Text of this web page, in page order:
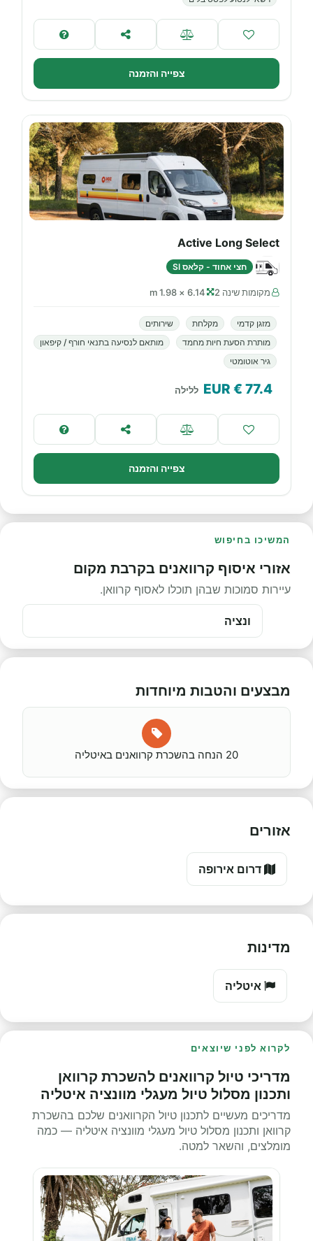
צפייה והזמנה
Active Long Select
חצי אחוד - קלאס SI
מקומות שינה 2 6.14 × 1.98 m
מזגן קדמי מקלחת
שירותים
מותרת הסעת חיות מחמד
מותאם לנסיעה בתנאי חורף / קיפאון
גיר אוטומטי
77.4
€ EUR ללילה
צפייה והזמנה
המשיכו בחיפוש
אזורי איסוף קרוואנים בקרבת מקום
עיירות סמוכות שבהן תוכלו לאסוף קרוואן.
ונציה
מבצעים והטבות מיוחדות
20 הנחה בהשכרת קרוואנים באיטליה
אזורים
דרום אירופה
מדינות
איטליה
לקרוא לפני שיוצאים
מדריכי טיול קרוואנים להשכרת קרוואן
ותכנון מסלול טיול מעגלי מוונציה איטליה
מדריכים מעשיים לתכנון טיול הקרוואנים שלכם בהשכרת
קרוואן ותכנון מסלול טיול מעגלי מוונציה איטליה — כמה
מומלצים, והשאר למטה.